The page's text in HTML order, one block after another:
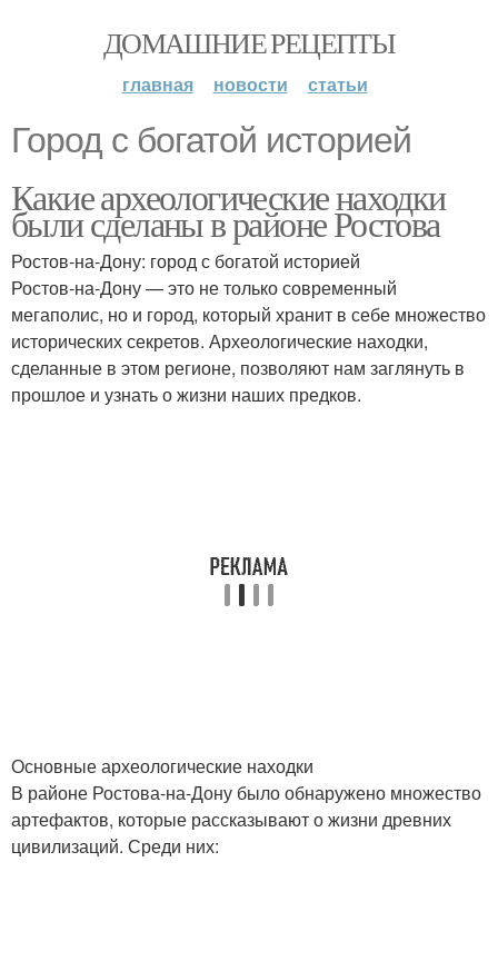
ДОМАШНИЕ РЕЦЕПТЫ
главная новости статьи
Город с богатой историей
Какие археологические находки
были сделаны в районе Ростова
Ростов-на-Дону: город с богатой историей
Ростов-на-Дону — это не только современный
мегаполис, но и город, который хранит в себе множество
исторических секретов. Археологические находки,
сделанные в этом регионе, позволяют нам заглянуть в
прошлое и узнать о жизни наших предков.
Основные археологические находки
В районе Ростова-на-Дону было обнаружено множество
артефактов, которые рассказывают о жизни древних
цивилизаций. Среди них: